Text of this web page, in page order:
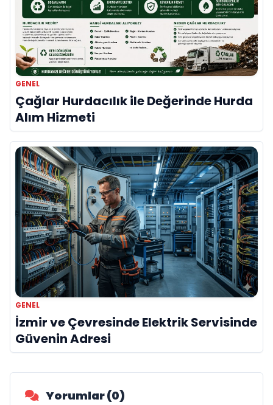
GENEL
Çağlar Hurdacılık ile Değerinde Hurda
Alım Hizmeti
GENEL
İzmir ve Çevresinde Elektrik Servisinde
Güvenin Adresi
Yorumlar (0)